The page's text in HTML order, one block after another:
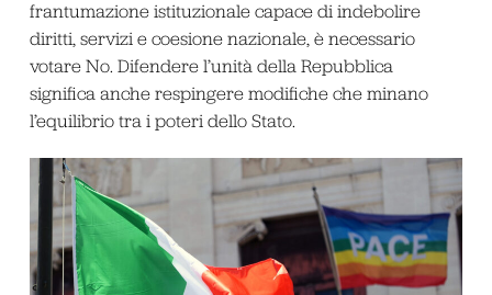
frantumazione istituzionale capace di indebolire
diritti, servizi e coesione nazionale, è necessario
votare No. Difendere l’unità della Repubblica
significa anche respingere modifiche che minano
l’equilibrio tra i poteri dello Stato.